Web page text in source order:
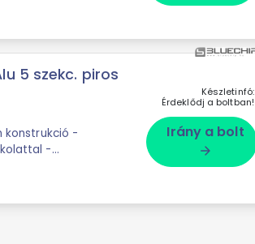
5 szekc. piros
-
Készletinfó:
Érdeklődj a boltban!
Irány a bolt
arrow_forward